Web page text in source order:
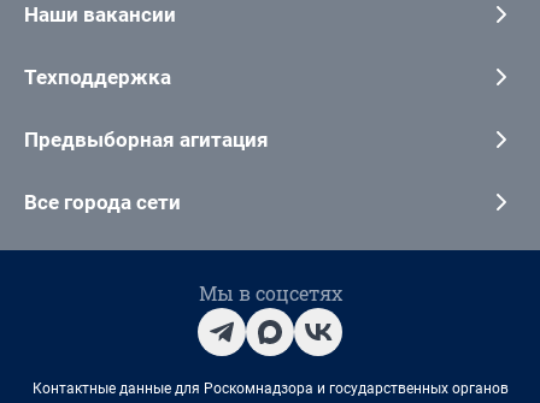
Наши вакансии
Техподдержка
Предвыборная агитация
Все города сети
Мы в соцсетях
Контактные данные для Роскомнадзора и государственных органов